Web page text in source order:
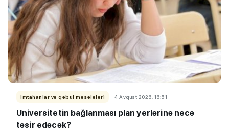
İmtahanlar və qəbul məsələləri 4 Avqust 2026, 16:51
Universitetin bağlanması plan yerlərinə necə
təsir edəcək?